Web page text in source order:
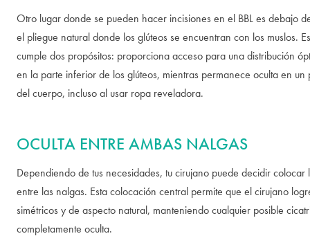
Otro lugar donde se pueden hacer incisiones en el BBL es debajo
el pliegue natural donde los glúteos se encuentran con los muslos.
cumple dos propósitos: proporciona acceso para una distribución
en la parte inferior de los glúteos, mientras permanece oculta en un
del cuerpo, incluso al usar ropa reveladora.
OCULTA ENTRE AMBAS NALGAS
Dependiendo de tus necesidades, tu cirujano puede decidir colocar
entre las nalgas. Esta colocación central permite que el cirujano
simétricos y de aspecto natural, manteniendo cualquier posible
completamente oculta.